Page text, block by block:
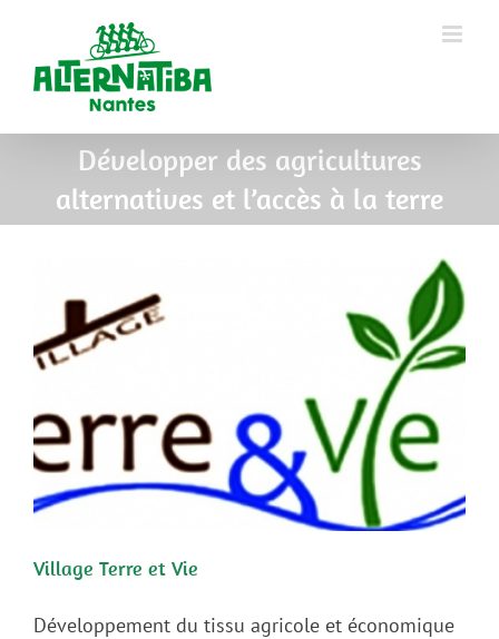
Développer des agricultures
alternatives et l’accès à la terre
Village Terre et Vie
Développement du tissu agricole et économique